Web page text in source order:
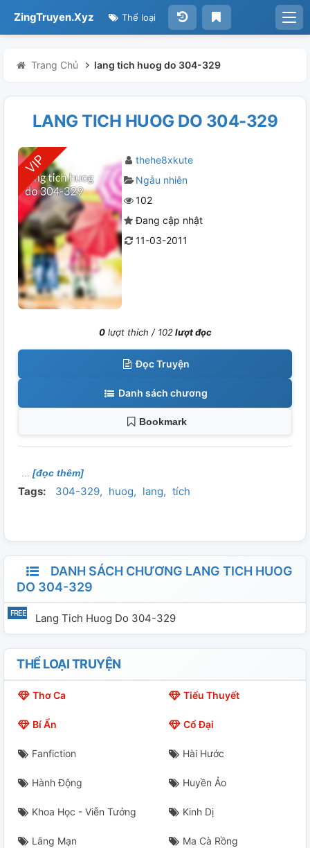
ZingTruyen.Xyz Thể loại
Trang Chủ lang tich huog do 304-329
LANG TICH HUOG DO 304-329
thehe8xkute
Ngẫu nhiên
102
Đang cập nhật
11-03-2011
0lượt thích / 102lượt đọc
Đọc Truyện
Danh sách chương
Bookmark
[đọc thêm]
Tags: 304-329 huog lang tích
DANH SÁCH CHƯƠNG LANG TICH HUOG
DO 304-329
Lang Tich Huog Do 304-329
THỂ LOẠI TRUYỆN
Thơ Ca Tiểu Thuyết
Bí Ẩn Cổ Đại
Fanfiction Hài Hước
Hành Động Huyền Ảo
Khoa Học - Viễn Tưởng Kinh Dị
Lãng Mạn Ma Cà Rồng